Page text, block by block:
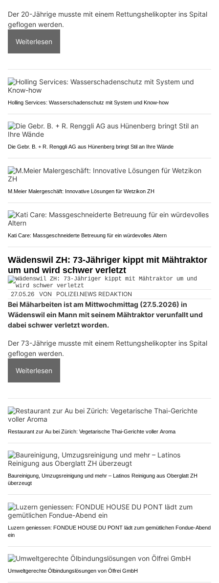
Der 20-Jährige musste mit einem Rettungshelikopter ins Spital
geflogen werden.
Weiterlesen
Holling Services: Wasserschadenschutz mit System und Know-how
Die Gebr. B. + R. Renggli AG aus Hünenberg bringt Stil an Ihre Wände
M.Meier Malergeschäft: Innovative Lösungen für Wetzikon ZH
Kati Care: Massgeschneiderte Betreuung für ein würdevolles Altern
Wädenswil ZH: 73-Jähriger kippt mit Mähtraktor
um und wird schwer verletzt
27.05.26 VON POLIZEI.NEWS REDAKTION
Bei Mäharbeiten ist am Mittwochmittag (27.5.2026) in
Wädenswil ein Mann mit seinem Mähtraktor verunfallt und
dabei schwer verletzt worden.
Der 73-Jährige musste mit einem Rettungshelikopter ins Spital
geflogen werden.
Weiterlesen
Restaurant zur Au bei Zürich: Vegetarische Thai-Gerichte voller Aroma
Baureinigung, Umzugsreinigung und mehr – Latinos Reinigung aus Oberglatt ZH
überzeugt
Luzern geniessen: FONDUE HOUSE DU PONT lädt zum gemütlichen Fondue-Abend
ein
Umweltgerechte Ölbindungslösungen von Ölfrei GmbH